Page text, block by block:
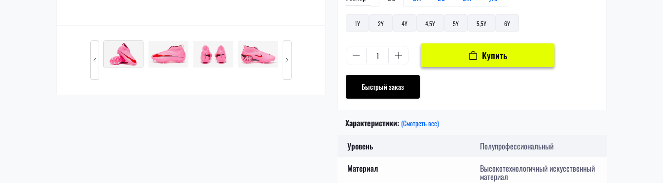
1Y 2Y 4Y 4,5Y 5Y 5,5Y 6Y
Купить
Быстрый заказ
Характеристики: (Смотреть все)
Уровень
Полупрофессиональный
Материал
Высокотехнологичный искусственный
материал